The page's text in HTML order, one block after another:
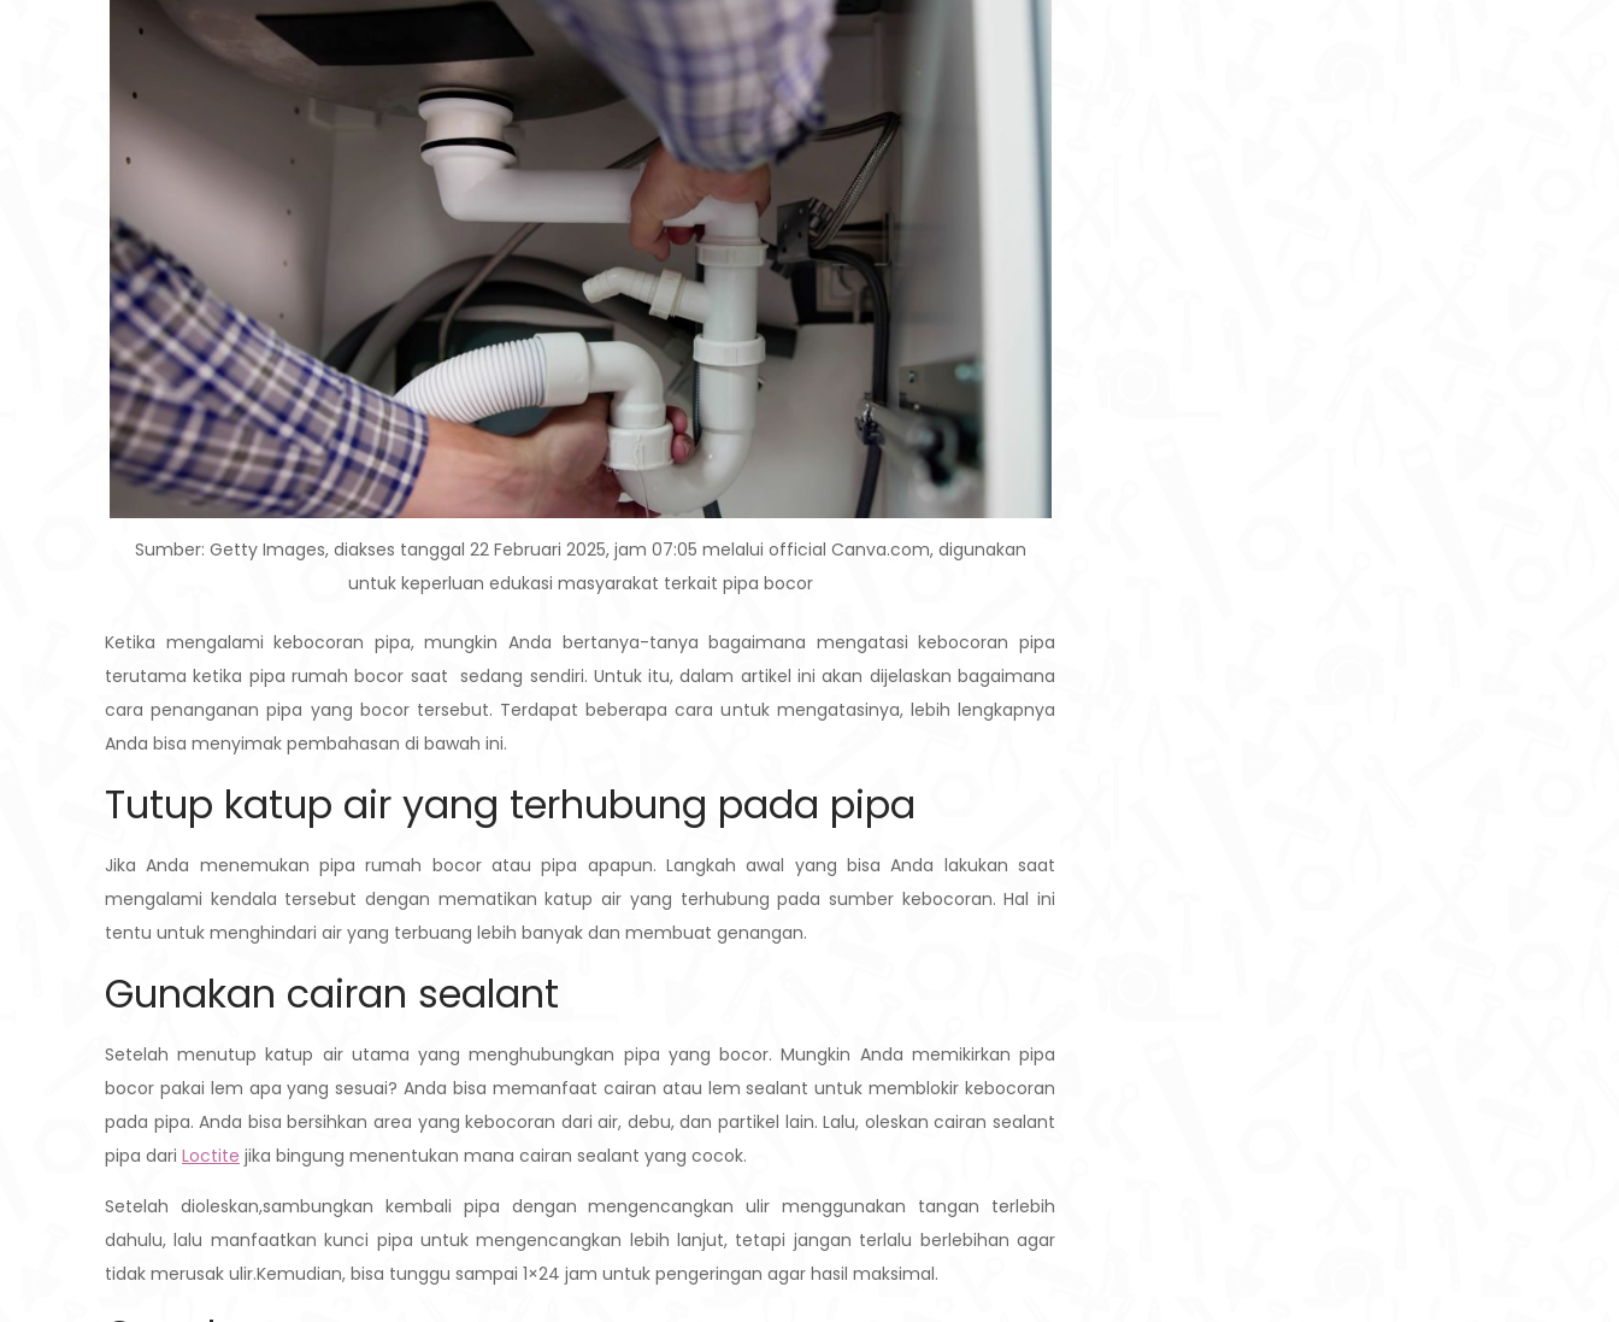
Sumber: Getty Images, diakses tanggal 22 Februari 2025, jam 07:05 melalui official Canva.com, digunakan
untuk keperluan edukasi masyarakat terkait pipa bocor
Ketika mengalami kebocoran pipa, mungkin Anda bertanya-tanya bagaimana mengatasi kebocoran pipa
terutama ketika pipa rumah bocor saat sedang sendiri. Untuk itu, dalam artikel ini akan dijelaskan bagaimana
cara penanganan pipa yang bocor tersebut. Terdapat beberapa cara untuk mengatasinya, lebih lengkapnya
Anda bisa menyimak pembahasan di bawah ini.
Tutup katup air yang terhubung pada pipa
Jika Anda menemukan pipa rumah bocor atau pipa apapun. Langkah awal yang bisa Anda lakukan saat
mengalami kendala tersebut dengan mematikan katup air yang terhubung pada sumber kebocoran. Hal ini
tentu untuk menghindari air yang terbuang lebih banyak dan membuat genangan.
Gunakan cairan sealant
Setelah menutup katup air utama yang menghubungkan pipa yang bocor. Mungkin Anda memikirkan pipa
bocor pakai lem apa yang sesuai? Anda bisa memanfaat cairan atau lem sealant untuk memblokir kebocoran
pada pipa. Anda bisa bersihkan area yang kebocoran dari air, debu, dan partikel lain. Lalu, oleskan cairan sealant
pipa dari Loctite jika bingung menentukan mana cairan sealant yang cocok.
Setelah dioleskan,sambungkan kembali pipa dengan mengencangkan ulir menggunakan tangan terlebih
dahulu, lalu manfaatkan kunci pipa untuk mengencangkan lebih lanjut, tetapi jangan terlalu berlebihan agar
tidak merusak ulir.Kemudian, bisa tunggu sampai 1×24 jam untuk pengeringan agar hasil maksimal.